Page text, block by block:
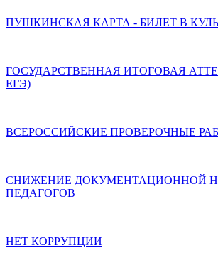
ПУШКИНСКАЯ КАРТА - БИЛЕТ В
ГОСУДАРСТВЕННАЯ ИТОГОВАЯ
ЕГЭ)
ВСЕРОССИЙСКИЕ ПРОВЕРОЧНЫЕ
СНИЖЕНИЕ ДОКУМЕНТАЦИОННОЙ
ПЕДАГОГОВ
НЕТ КОРРУПЦИИ